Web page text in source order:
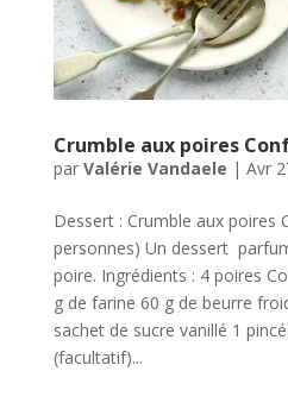
Crumble aux poires
par Valérie Vandaele | Avr
Dessert : Crumble aux poires
personnes) Un dessert
poire. Ingrédients : 4 poires
g de farine 60 g de beurre
sachet de sucre vanillé 1
(facultatif)...